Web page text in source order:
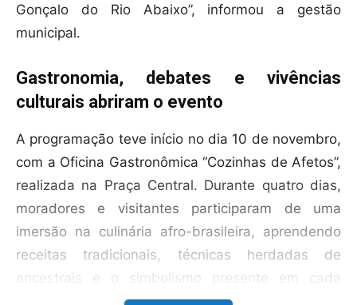
Gonçalo do Rio Abaixo”, informou a gestão
municipal.
Gastronomia, debates e vivências
culturais abriram o evento
A programação teve início no dia 10 de novembro,
com a Oficina Gastronômica “Cozinhas de Afetos”,
realizada na Praça Central. Durante quatro dias,
moradores e visitantes participaram de uma
imersão na culinária afro-brasileira, aprendendo
receitas tradicionais, técnicas herdadas de
ancestrais e o simbolismo presente em cada
prato, uma experiência que uniu memória, afeto e